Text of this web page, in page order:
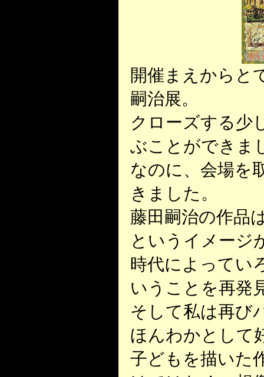
開催まえからと
嗣治展。
クローズする少
ぶことができま
なのに、会場を
きました。
藤田嗣治の作品
というイメージ
時代によってい
いうことを再発
そして私は再び
ほんわかとして
子どもを描いた